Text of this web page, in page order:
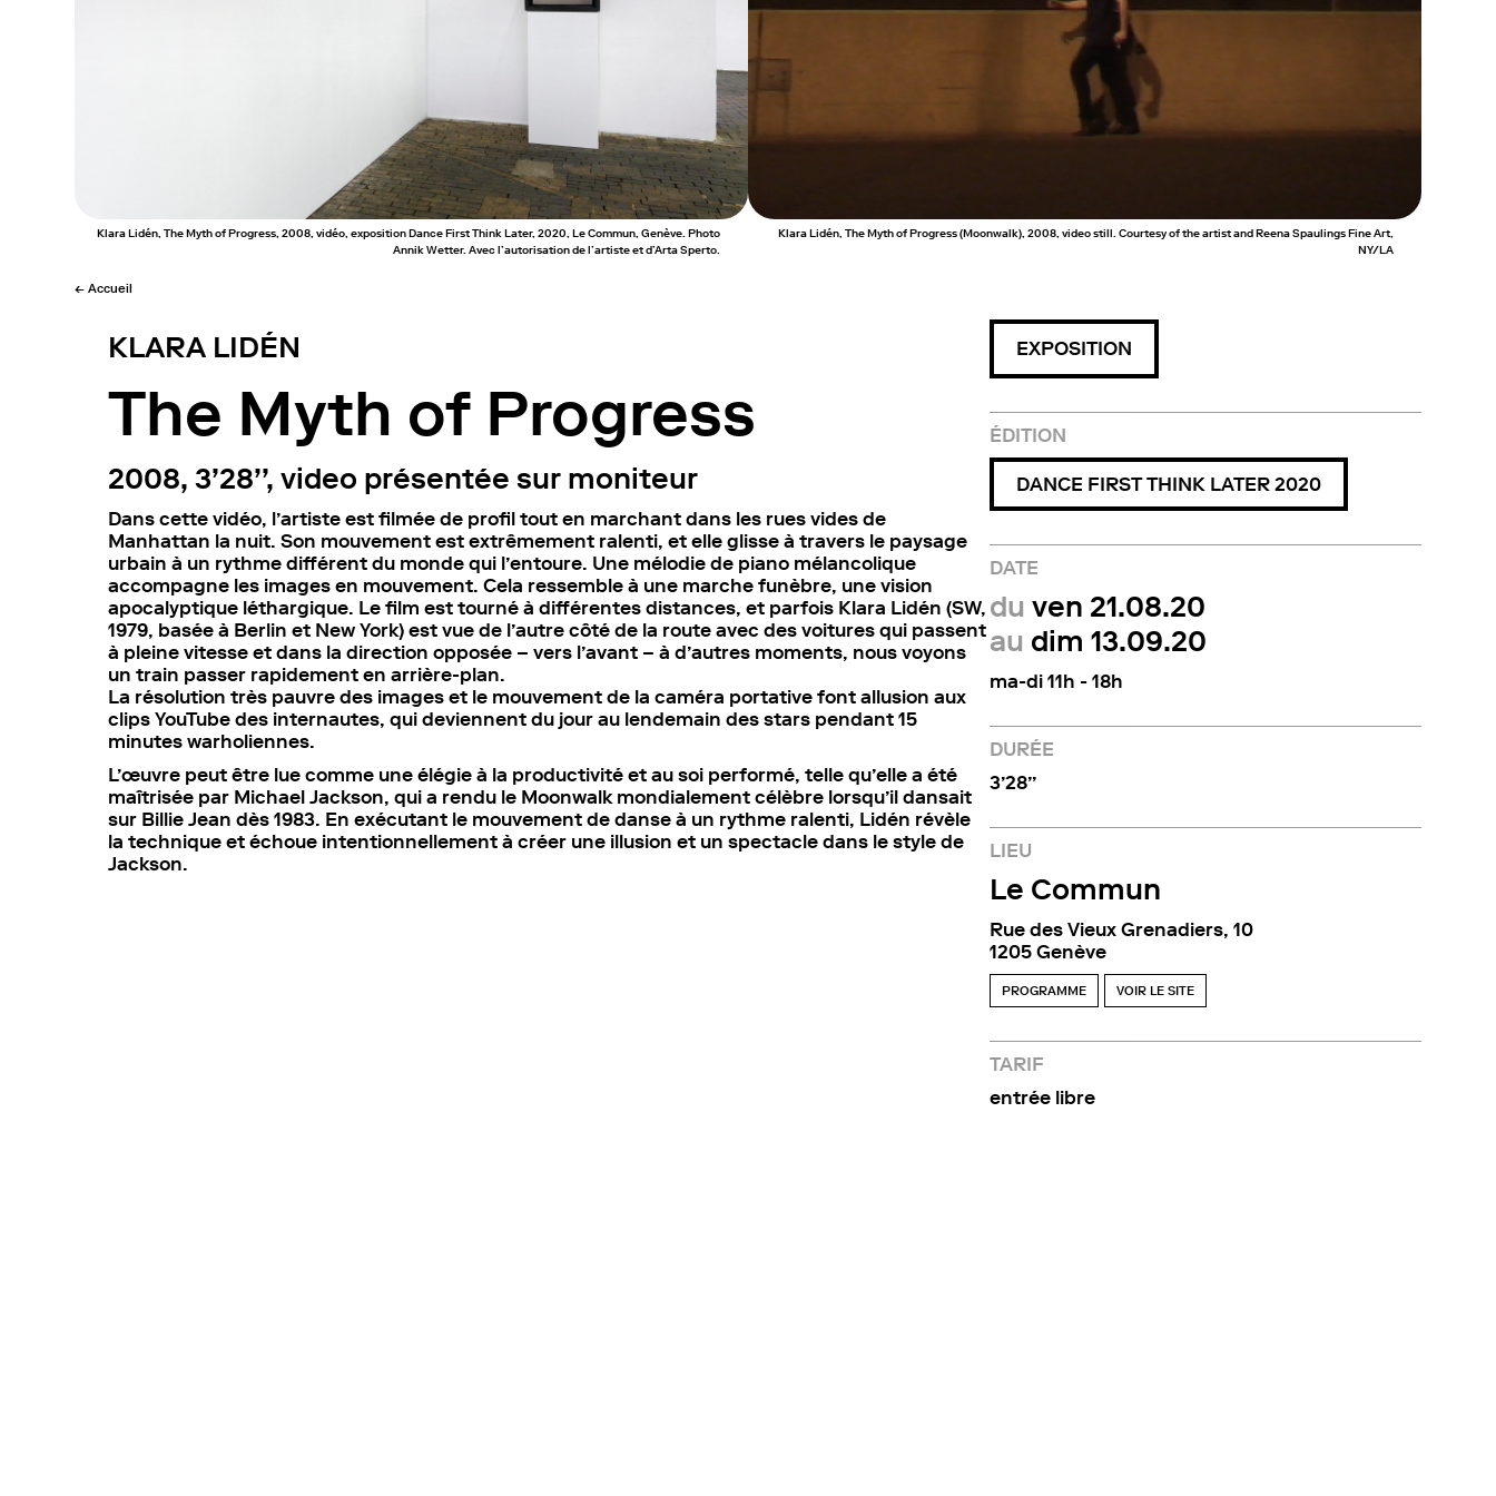
Klara Lidén, The Myth of Progress, 2008, vidéo, exposition Dance First Think Later, 2020, Le Commun, Genève. Photo
Annik Wetter. Avec l’autorisation de l’artiste et d’Arta Sperto.
Klara Lidén, The Myth of Progress (Moonwalk), 2008, video still. Courtesy of the artist and Reena Spaulings Fine Art,
NY/LA
← Accueil
EXPOSITION
ÉDITION
DANCE FIRST THINK LATER 2020
DATE
du ven 21.08.20
au dim 13.09.20
ma-di 11h - 18h
DURÉE
3’28’’
LIEU
Le Commun
Rue des Vieux Grenadiers, 10
1205 Genève
PROGRAMME VOIR LE SITE
TARIF
entrée libre
KLARA LIDÉN
The Myth of Progress
2008, 3’28’’, video présentée sur moniteur
Dans cette vidéo, l’artiste est filmée de profil tout en marchant dans les rues vides de
Manhattan la nuit. Son mouvement est extrêmement ralenti, et elle glisse à travers le paysage
urbain à un rythme différent du monde qui l’entoure. Une mélodie de piano mélancolique
accompagne les images en mouvement. Cela ressemble à une marche funèbre, une vision
apocalyptique léthargique. Le film est tourné à différentes distances, et parfois Klara Lidén (SW,
1979, basée à Berlin et New York) est vue de l’autre côté de la route avec des voitures qui passent
à pleine vitesse et dans la direction opposée – vers l’avant – à d’autres moments, nous voyons
un train passer rapidement en arrière-plan.
La résolution très pauvre des images et le mouvement de la caméra portative font allusion aux
clips YouTube des internautes, qui deviennent du jour au lendemain des stars pendant 15
minutes warholiennes.
L’œuvre peut être lue comme une élégie à la productivité et au soi performé, telle qu’elle a été
maîtrisée par Michael Jackson, qui a rendu le Moonwalk mondialement célèbre lorsqu’il dansait
sur Billie Jean dès 1983. En exécutant le mouvement de danse à un rythme ralenti, Lidén révèle
la technique et échoue intentionnellement à créer une illusion et un spectacle dans le style de
Jackson.